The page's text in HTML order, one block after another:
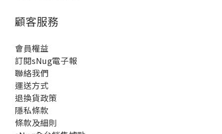
顧客服務
會員權益
訂閱sNug電子報
聯絡我們
運送方式
退換貨政策
隱私條款
條款及細則